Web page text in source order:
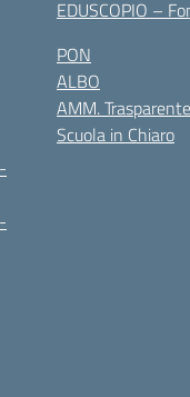
EDUSCOPIO –
PON
ALBO
AMM. Trasparente
Scuola in Chiaro